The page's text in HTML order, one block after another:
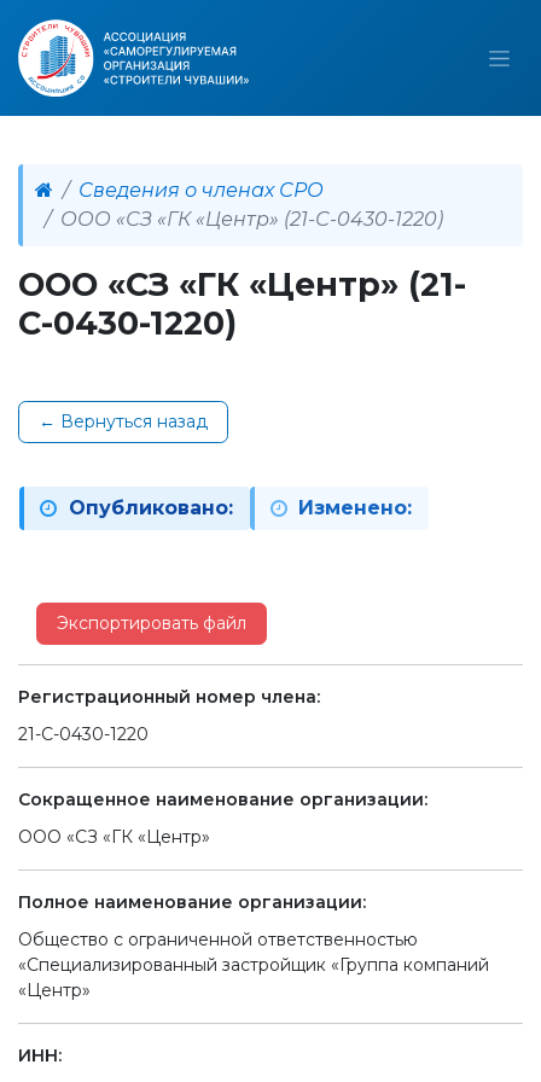
Сведения о членах СРО
ООО «СЗ «ГК «Центр» (21-С-0430-1220)
ООО «СЗ «ГК «Центр» (21-
С-0430-1220)
← Вернуться назад
Опубликовано: Изменено:
Экспортировать файл
Регистрационный номер члена:
21-С-0430-1220
Сокращенное наименование организации:
ООО «СЗ «ГК «Центр»
Полное наименование организации:
Общество с ограниченной ответственностью
«Специализированный застройщик «Группа компаний
«Центр»
ИНН: